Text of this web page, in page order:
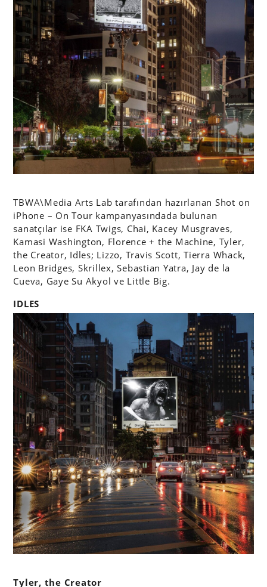
TBWA\Media Arts Lab tarafından hazırlanan Shot on
iPhone – On Tour kampanyasındada bulunan
sanatçılar ise FKA Twigs, Chai, Kacey Musgraves,
Kamasi Washington, Florence + the Machine, Tyler,
the Creator, Idles; Lizzo, Travis Scott, Tierra Whack,
Leon Bridges, Skrillex, Sebastian Yatra, Jay de la
Cueva, Gaye Su Akyol ve Little Big.
IDLES
Tyler, the Creator